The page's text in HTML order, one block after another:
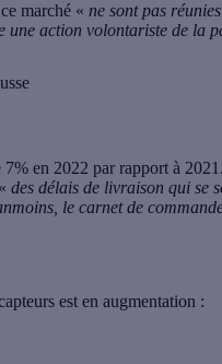
marché « ne sont pas
une action volontariste de la
7% en 2022 par rapport à
des délais de livraison qui se
le carnet de
est en augmentation :